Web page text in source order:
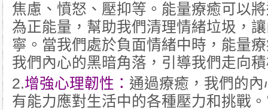
焦慮、憤怒、壓抑等。能量療癒可以
為正能量，幫助我們清理情緒垃圾，
寧。當我們處於負面情緒中時，能量
我們內心的黑暗角落，引導我們走向
2.增強心理韌性： 通過療癒，我們的
有能力應對生活中的各種壓力和挑戰